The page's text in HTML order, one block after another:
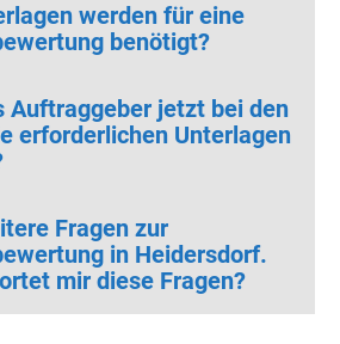
werden für eine
benötigt?
Auftraggeber jetzt bei den
erforderlichen Unterlagen
Fragen zur
in Heidersdorf.
mir diese Fragen?